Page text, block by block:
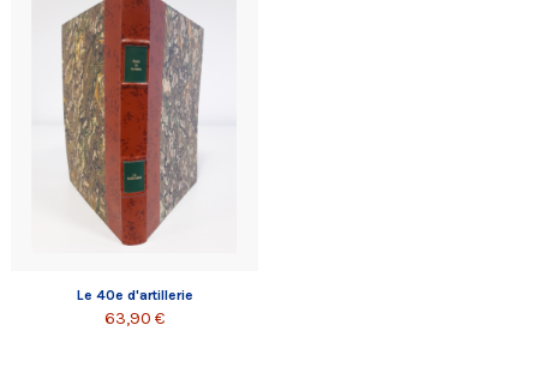
Le 40e d'artillerie
63,90 €